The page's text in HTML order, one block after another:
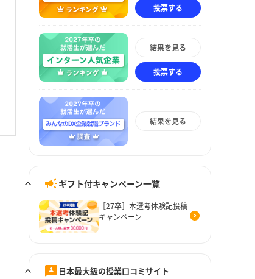
投票する
結果を見る
投票する
結果を見る
ギフト付キャンペーン一覧
［27卒］本選考体験記投稿
キャンペーン
日本最大級の授業口コミサイト